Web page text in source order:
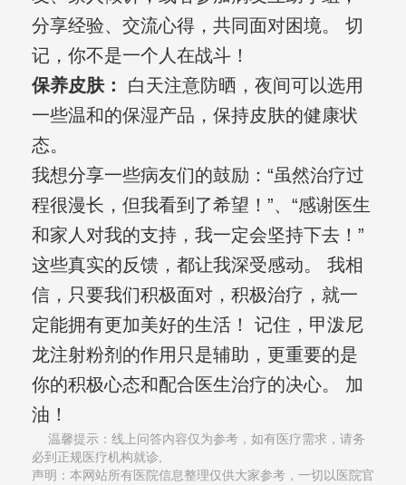
分享经验、交流心得，共同面对困境。 切
记，你不是一个人在战斗！
保养皮肤：
白天注意防晒，夜间可以选用
一些温和的保湿产品，保持皮肤的健康状
态。
我想分享一些病友们的鼓励：“虽然治疗过
程很漫长，但我看到了希望！”、“感谢医生
和家人对我的支持，我一定会坚持下去！”
这些真实的反馈，都让我深受感动。 我相
信，只要我们积极面对，积极治疗，就一
定能拥有更加美好的生活！ 记住，甲泼尼
龙注射粉剂的作用只是辅助，更重要的是
你的积极心态和配合医生治疗的决心。 加
油！
温馨提示：线上问答内容仅为参考，如有医疗需求，请务
必到正规医疗机构就诊,
声明：本网站所有医院信息整理仅供大家参考，一切以医院官